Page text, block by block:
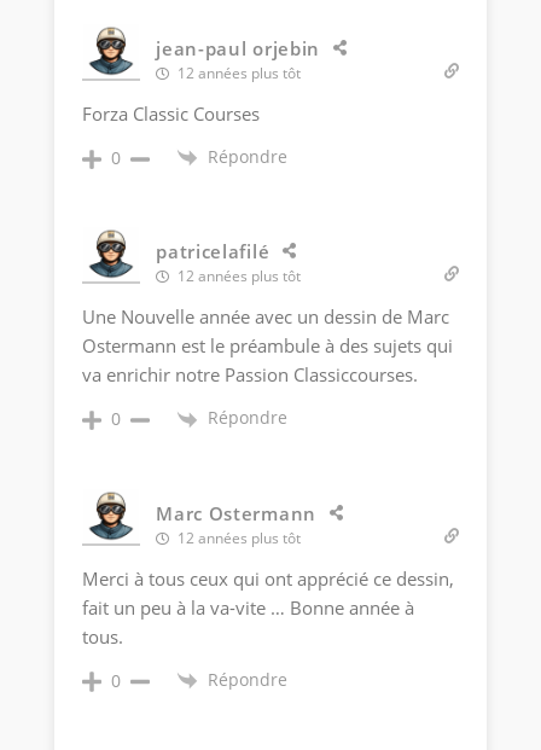
jean-paul orjebin
12 années plus tôt
Forza Classic Courses
0 Répondre
patricelafilé
12 années plus tôt
Une Nouvelle année avec un dessin de Marc
Ostermann est le préambule à des sujets qui
va enrichir notre Passion Classiccourses.
0 Répondre
Marc Ostermann
12 années plus tôt
Merci à tous ceux qui ont apprécié ce dessin,
fait un peu à la va-vite … Bonne année à
tous.
0 Répondre